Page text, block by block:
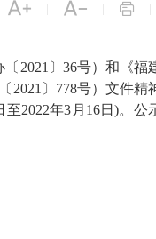
  
2021〕36号）和《福
2021〕778号）文件精
2022年3月16日)。公